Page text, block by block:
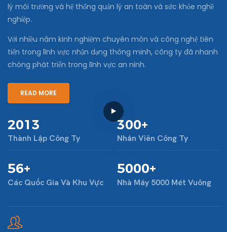
lý môi trường và hệ thống quản lý an toàn và sức khỏe nghề
nghiệp.
Với nhiều năm kinh nghiệm chuyên môn và công nghệ tiên
tiến trong lĩnh vực nhận dạng thông minh, công ty đã nhanh
chóng phát triển trong lĩnh vực an ninh.
READ MORE
2013
Thành Lập Công Ty
300+
Nhân Viên Công Ty
56+
Các Quốc Gia Và Khu Vực
5000+
Nhà Máy 5000 Mét Vuông